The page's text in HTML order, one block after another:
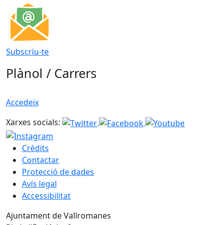
Subscriu-te
Plànol / Carrers
Accedeix
Xarxes socials:
Crèdits
Contactar
Protecció de dades
Avís legal
Accessibilitat
Ajuntament de Vallromanes